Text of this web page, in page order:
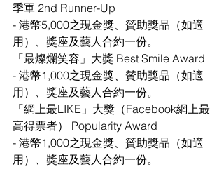
季軍 2nd Runner-Up
- 港幣5,000之現金獎、贊助獎品（如適
用）、獎座及藝人合約一份。
「最燦爛笑容」大獎 Best Smile Award
- 港幣1,000之現金獎、贊助獎品（如適
用）、獎座及藝人合約一份。
「網上最LIKE」大獎（Facebook網上最
高得票者） Popularity Award
- 港幣1,000之現金獎、贊助獎品（如適
用）、獎座及藝人合約一份。